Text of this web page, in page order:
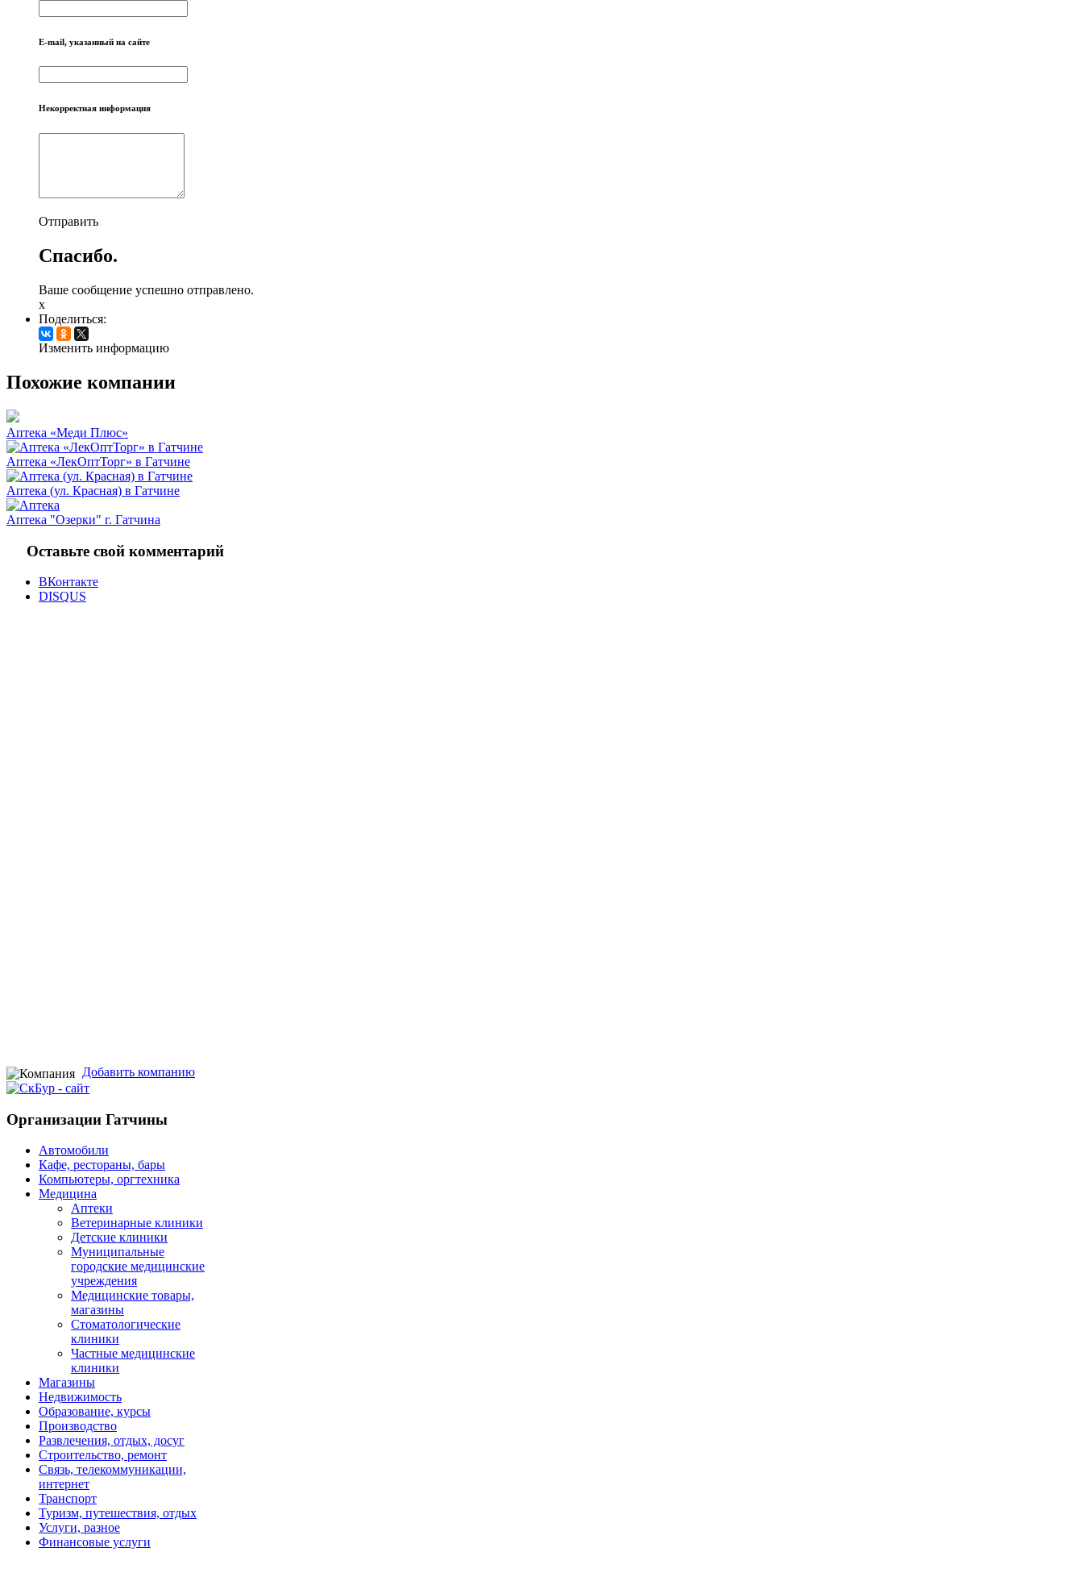
E-mail, указанный на сайте
Некорректная информация
Отправить
Спасибо.
Ваше сообщение успешно отправлено.
x
Поделиться:
Изменить информацию
Похожие компании
Аптека «Меди Плюс»
Аптека «ЛекОптТорг» в Гатчине
Аптека (ул. Красная) в Гатчине
Аптека "Озерки" г. Гатчина
Оставьте свой комментарий
ВКонтакте
DISQUS
Добавить компанию
Организации Гатчины
Автомобили
Кафе, рестораны, бары
Компьютеры, оргтехника
Медицина
Аптеки
Ветеринарные клиники
Детские клиники
Муниципальные
городские медицинские
учреждения
Медицинские товары,
магазины
Стоматологические
клиники
Частные медицинские
клиники
Магазины
Недвижимость
Образование, курсы
Производство
Развлечения, отдых, досуг
Строительство, ремонт
Связь, телекоммуникации,
интернет
Транспорт
Туризм, путешествия, отдых
Услуги, разное
Финансовые услуги